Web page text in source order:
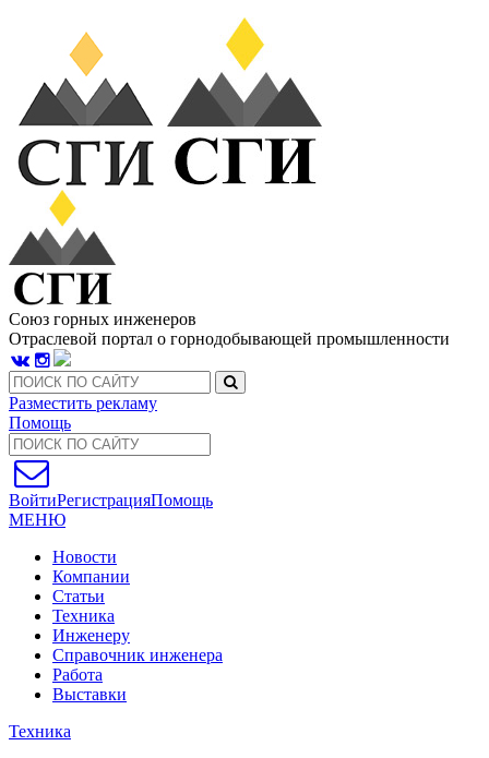
Союз горных инженеров
Отраслевой портал о горнодобывающей промышленности
Разместить рекламу
Помощь
ВойтиРегистрацияПомощь
МЕНЮ
Новости
Компании
Статьи
Техника
Инженеру
Справочник инженера
Работа
Выставки
Техника